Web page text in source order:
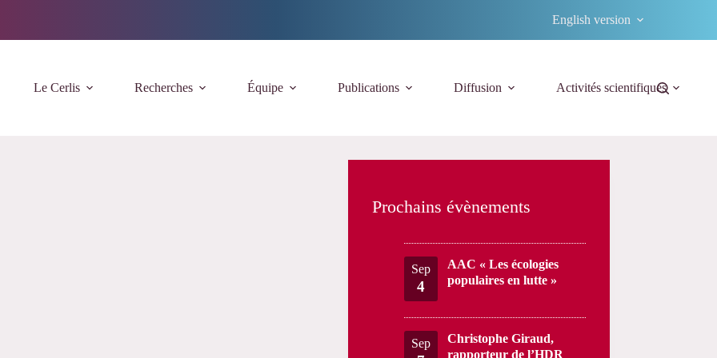
English version
Le Cerlis Recherches Équipe Publications Diffusion Activités scientifiques
Prochains évènements
Sep
4
AAC « Les écologies
populaires en lutte »
Sep
Christophe Giraud,
rapporteur de l’HDR